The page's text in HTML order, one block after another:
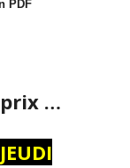
PDF
prix …